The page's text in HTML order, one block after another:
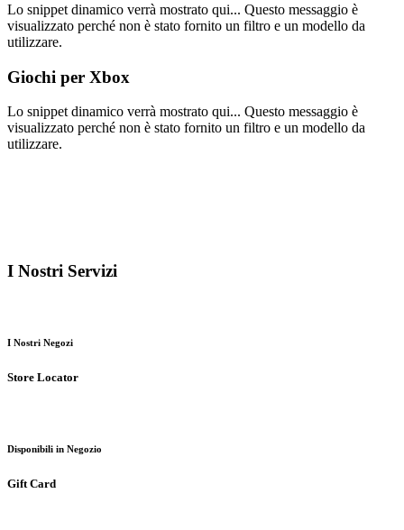
Lo snippet dinamico verrà mostrato qui... Questo messaggio è
visualizzato perché non è stato fornito un filtro e un modello da
utilizzare.
Giochi per Xbox
Lo snippet dinamico verrà mostrato qui... Questo messaggio è
visualizzato perché non è stato fornito un filtro e un modello da
utilizzare.
I Nostri Servizi
I Nostri Negozi
Store Locator
Disponibili in Negozio
Gift Card